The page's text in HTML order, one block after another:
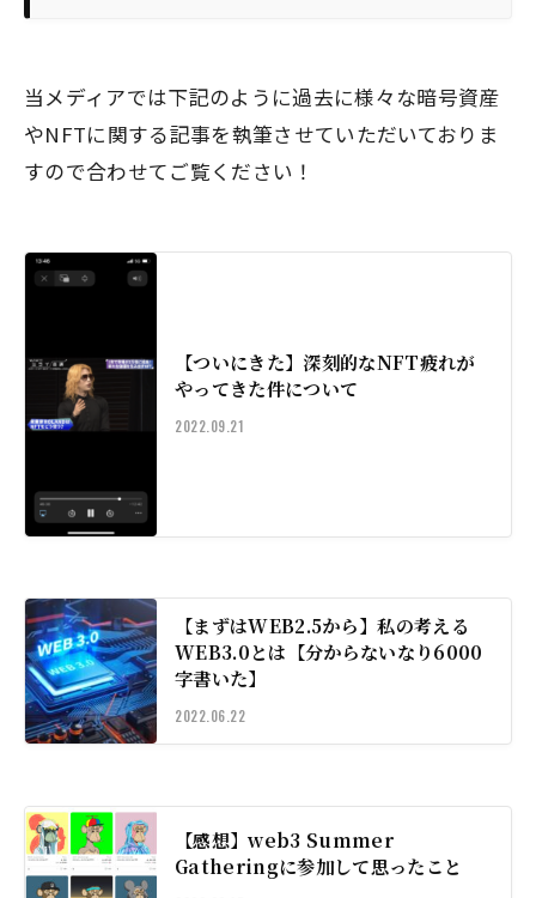
当メディアでは下記のように過去に様々な暗号資産
やNFTに関する記事を執筆させていただいておりま
すので合わせてご覧ください！
【ついにきた】深刻的なNFT疲れが
やってきた件について
2022.09.21
【まずはWEB2.5から】私の考える
WEB3.0とは【分からないなり6000
字書いた】
2022.06.22
【感想】web3 Summer
Gatheringに参加して思ったこと